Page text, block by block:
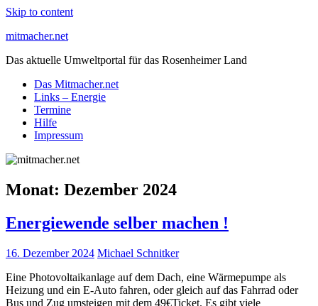
Skip to content
mitmacher.net
Das aktuelle Umweltportal für das Rosenheimer Land
Das Mitmacher.net
Links – Energie
Termine
Hilfe
Impressum
Monat: Dezember 2024
Energiewende selber machen !
16. Dezember 2024 Michael Schnitker
Eine Photovoltaikanlage auf dem Dach, eine Wärmepumpe als
Heizung und ein E-Auto fahren, oder gleich auf das Fahrrad oder
Bus und Zug umsteigen mit dem 49€Ticket. Es gibt viele